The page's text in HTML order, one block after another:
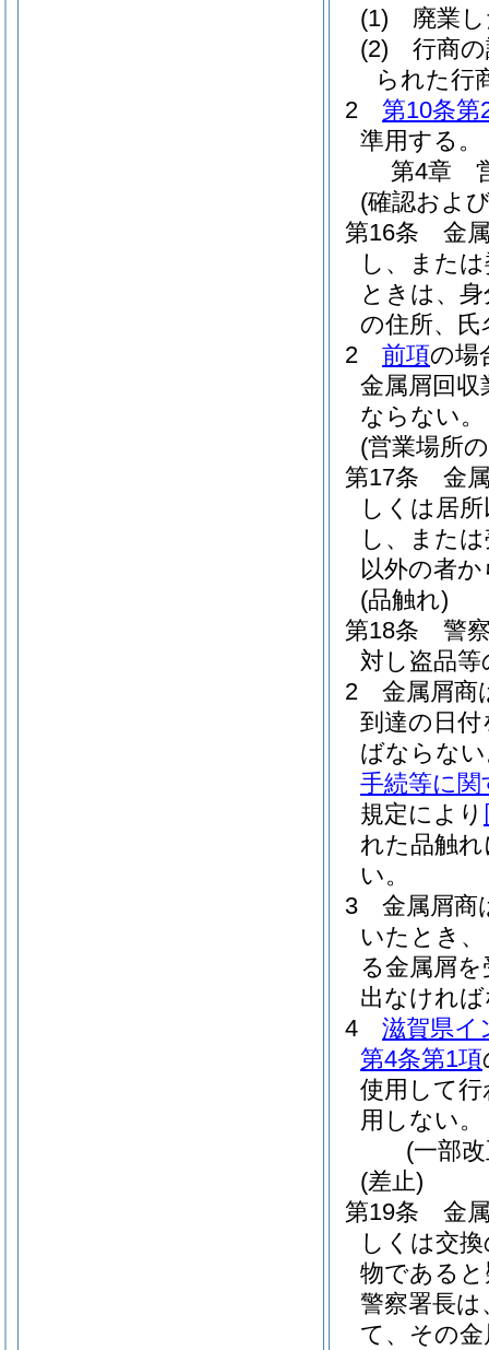
(1)
廃業
(2)
行商
られた行
2
第10条第
準用する。
第4章
(確認およ
第16条
金
し、また
ときは、
の住所、
2
前項の場
金属屑回
ならない。
(営業場所
第17条
金
しくは居
し、また
以外の者
(品触れ)
第18条
警
対し盗品
2
金属屑商
到達の日
ばならな
手続等に関
規定により
れた品触
い。
3
金属屑商
いたとき
る金属屑
出なけれ
4
滋賀県イ
第4条第1項
使用して
用しない。
(一部
(差止)
第19条
金
しくは交
物である
警察署長は
て、その